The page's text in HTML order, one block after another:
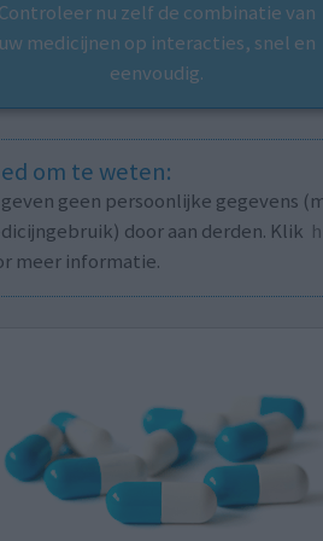
nu zelf de combinatie van
medicijnen op interacties, snel en
eenvoudig.
om te weten:
geven geen persoonlijke gegevens
door aan derden. Klik
meer informatie.